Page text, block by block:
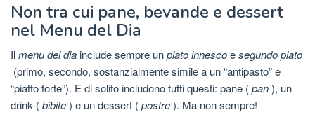
Non tra cui pane, bevande e dessert
nel Menu del Dia
Ilmenu del dia include sempre unplato innescoesegundo plato
(primo, secondo, sostanzialmente simile a un “antipasto” e
“piatto forte”). E di solito includono tutti questi: pane (pan), un
drink (bibite) e un dessert (postre). Ma non sempre!